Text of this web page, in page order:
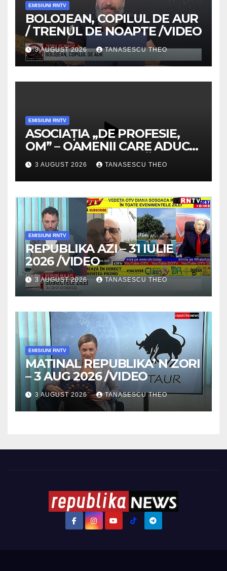
EMISIUNI RNTV
BOLOJEAN, COPILUL DE AUR
/ TRENUL DE NOAPTE /VIDEO
3 AUGUST 2026 TANASESCU THEO
EMISIUNI RNTV
ASOCIAȚIA „DE PROFESIE,
OM” – OAMENII CARE ADUC
VALOARE COMUNITĂȚII /
SECRETELE SUCCESULUI
/VIDEO
3 AUGUST 2026 TANASESCU THEO
EMISIUNI RNTV
REPUBLIKA AZI – 31 IULIE
2026 /VIDEO
3 AUGUST 2026 TANASESCU THEO
EMISIUNI RNTV
MATINAL REPUBLIKA’ N ZORI
– 3 AUG 2026 /VIDEO
3 AUGUST 2026 TANASESCU THEO